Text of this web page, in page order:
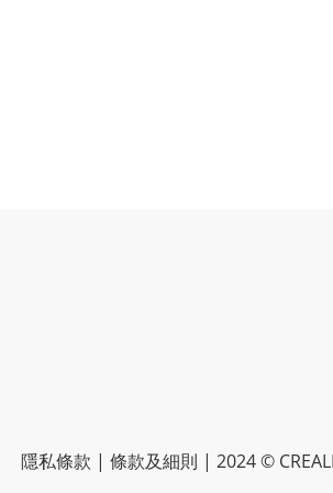
隱私條款 | 條款及細則 | 2024 ©